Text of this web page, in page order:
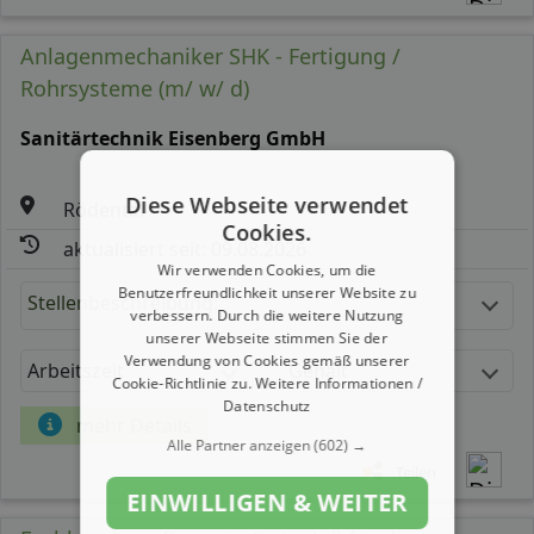
Anlagenmechaniker SHK - Fertigung /
Rohrsysteme (m/ w/ d)
Sanitärtechnik Eisenberg GmbH
Rödental
aktualisiert seit: 09.08.2026
Stellenbeschreibung:
Arbeitszeit Gehalt
mehr Details
Teilen
Diese Webseite verwendet
Cookies.
Wir verwenden Cookies, um die
Benutzerfreundlichkeit unserer Website zu
verbessern. Durch die weitere Nutzung
unserer Webseite stimmen Sie der
Verwendung von Cookies gemäß unserer
Cookie-Richtlinie zu.Weitere Informationen /
Datenschutz
Alle Partner anzeigen(602) →
EINWILLIGEN & WEITER